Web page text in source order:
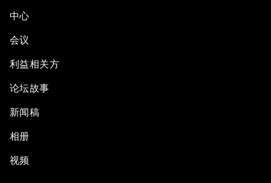
中心
会议
利益相关方
论坛故事
新闻稿
相册
视频